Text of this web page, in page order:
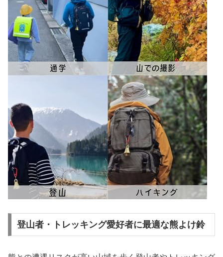
登山者・トレッキング愛好者に最適な熊よけ鈴